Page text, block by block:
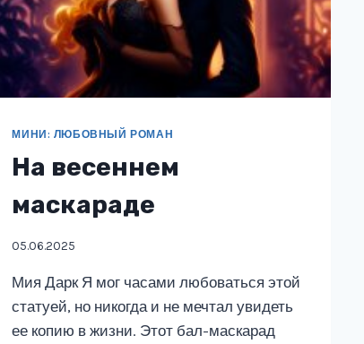
МИНИ: ЛЮБОВНЫЙ РОМАН
На весеннем
маскараде
05.06.2025
Мия Дарк Я мог часами любоваться этой
статуей, но никогда и не мечтал увидеть
ее копию в жизни. Этот бал-маскарад